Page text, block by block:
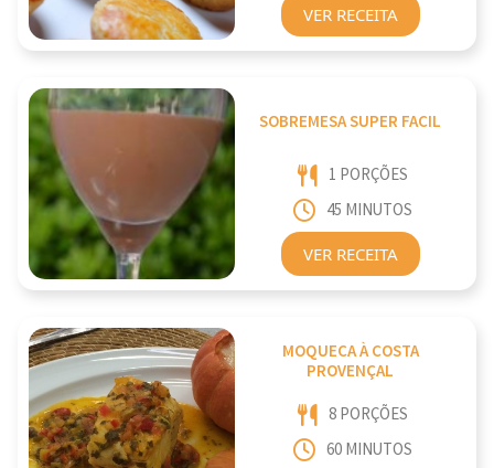
VER RECEITA
SOBREMESA SUPER FACIL
1 PORÇÕES
45 MINUTOS
VER RECEITA
MOQUECA À COSTA
PROVENÇAL
8 PORÇÕES
60 MINUTOS